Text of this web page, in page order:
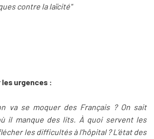
contre la laïcité"
les urgences :
va se moquer des Français ? On sait
il manque des lits. À quoi servent les
les difficultés à l’hôpital ? L’état des